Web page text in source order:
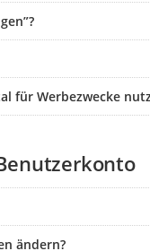
für Werbezwecke
ändern?